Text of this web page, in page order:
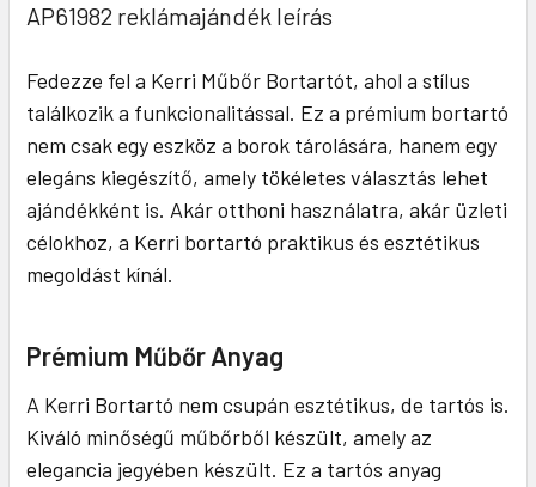
AP61982 reklámajándék leírás
Fedezze fel a Kerri Műbőr Bortartót, ahol a stílus
találkozik a funkcionalitással. Ez a prémium bortartó
nem csak egy eszköz a borok tárolására, hanem egy
elegáns kiegészítő, amely tökéletes választás lehet
ajándékként is. Akár otthoni használatra, akár üzleti
célokhoz, a Kerri bortartó praktikus és esztétikus
megoldást kínál.
Prémium Műbőr Anyag
A Kerri Bortartó nem csupán esztétikus, de tartós is.
Kiváló minőségű műbőrből készült, amely az
elegancia jegyében készült. Ez a tartós anyag